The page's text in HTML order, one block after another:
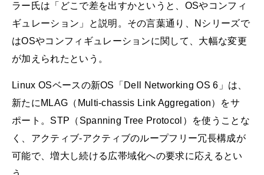
ラー氏は「どこで差を出すかというと、OSやコンフィ
ギュレーション」と説明。その言葉通り、Nシリーズで
はOSやコンフィギュレーションに関して、大幅な変更
が加えられたという。
Linux OSベースの新OS「Dell Networking OS 6」は、
新たにMLAG（Multi-chassis Link Aggregation）をサ
ポート。STP（Spanning Tree Protocol）を使うことな
く、アクティブ-アクティブのループフリー冗長構成が
可能で、増大し続ける広帯域化への要求に応えるとい